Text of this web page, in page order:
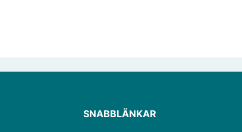
SNABBLÄNKAR